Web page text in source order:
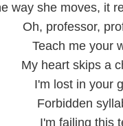
way she moves, it
Oh, professor,
Teach me your
My heart skips a
I'm lost in your
Forbidden
I'm failing this